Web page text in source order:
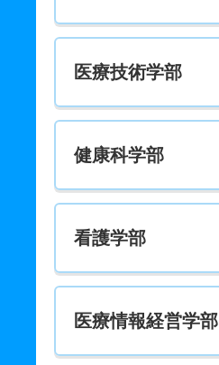
医療技術学部
健康科学部
看護学部
医療情報経営学部